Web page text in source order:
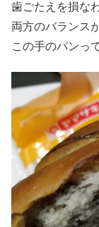
歯ごたえを損な
両方のバランス
この手のパンっ